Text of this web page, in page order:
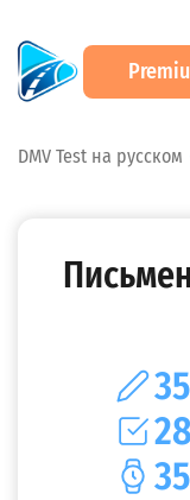
DMV Test на русском
35
28
35